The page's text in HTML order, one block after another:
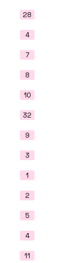
28
4
7
8
10
32
9
3
1
2
5
4
11